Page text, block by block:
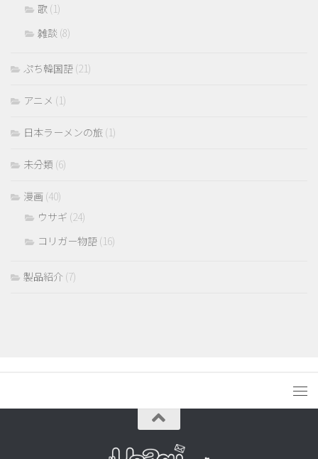
歌 (1)
雑談 (8)
ぷち韓国語 (21)
アニメ (1)
日本ラーメンの旅 (1)
未分類 (6)
漫画 (40)
ウサギ (24)
コリガー物語 (16)
製品紹介 (7)